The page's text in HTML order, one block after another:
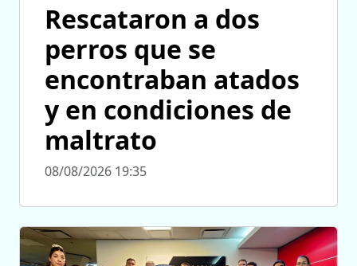
Rescataron a dos
perros que se
encontraban atados
y en condiciones de
maltrato
08/08/2026 19:35